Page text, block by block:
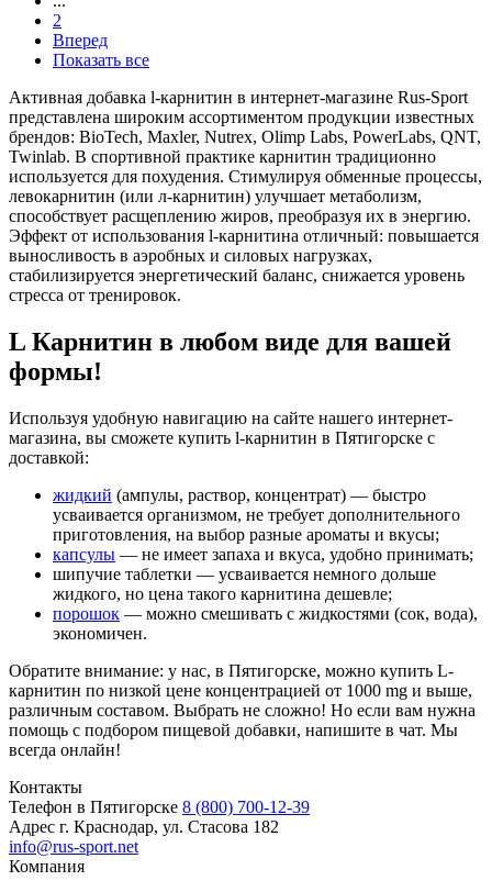
2
Вперед
Показать все
Активная добавка l-карнитин в интернет-магазине Rus-Sport
представлена широким ассортиментом продукции известных
брендов: BioTech, Maxler, Nutrex, Olimp Labs, PowerLabs, QNT,
Twinlab. В спортивной практике карнитин традиционно
используется для похудения. Стимулируя обменные процессы,
левокарнитин (или л-карнитин) улучшает метаболизм,
способствует расщеплению жиров, преобразуя их в энергию.
Эффект от использования l-карнитина отличный: повышается
выносливость в аэробных и силовых нагрузках,
стабилизируется энергетический баланс, снижается уровень
стресса от тренировок.
L Карнитин в любом виде для вашей
формы!
Используя удобную навигацию на сайте нашего интернет-
магазина, вы сможете купить l-карнитин в Пятигорске с
доставкой:
жидкий (ампулы, раствор, концентрат) — быстро
усваивается организмом, не требует дополнительного
приготовления, на выбор разные ароматы и вкусы;
капсулы — не имеет запаха и вкуса, удобно принимать;
шипучие таблетки — усваивается немного дольше
жидкого, но цена такого карнитина дешевле;
порошок — можно смешивать с жидкостями (сок, вода),
экономичен.
Обратите внимание: у нас, в Пятигорске, можно купить L-
карнитин по низкой цене концентрацией от 1000 mg и выше,
различным составом. Выбрать не сложно! Но если вам нужна
помощь с подбором пищевой добавки, напишите в чат. Мы
всегда онлайн!
Контакты
Телефон в Пятигорске 8 (800) 700-12-39
Адрес г. Краснодар, ул. Стасова 182
info@rus-sport.net
Компания